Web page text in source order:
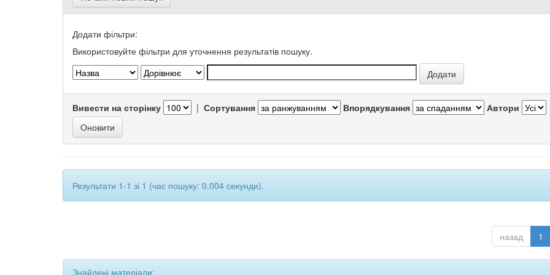
Додати фільтри:
Використовуйте фільтри для уточнення результатів пошуку.
Вивести на сторінку | Сортування Впорядкування Автори
Результати 1-1 зі 1 (час пошуку: 0.004 секунди).
назад 1
Знайдені матеріали: